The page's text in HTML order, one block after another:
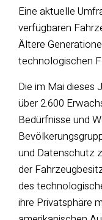
Eine aktuelle
verfügbaren
Ältere
technologischen
Die im Mai dieses
über 2.600
Bedürfnisse und
und Datenschutz
der
des
ihre Privatsphäre